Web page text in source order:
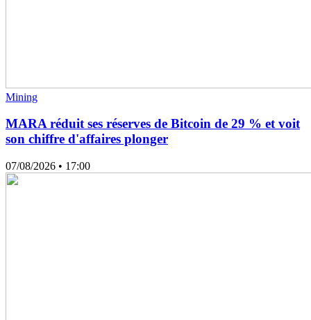
Mining
MARA réduit ses réserves de Bitcoin de 29 % et voit
son chiffre d'affaires plonger
07/08/2026 • 17:00